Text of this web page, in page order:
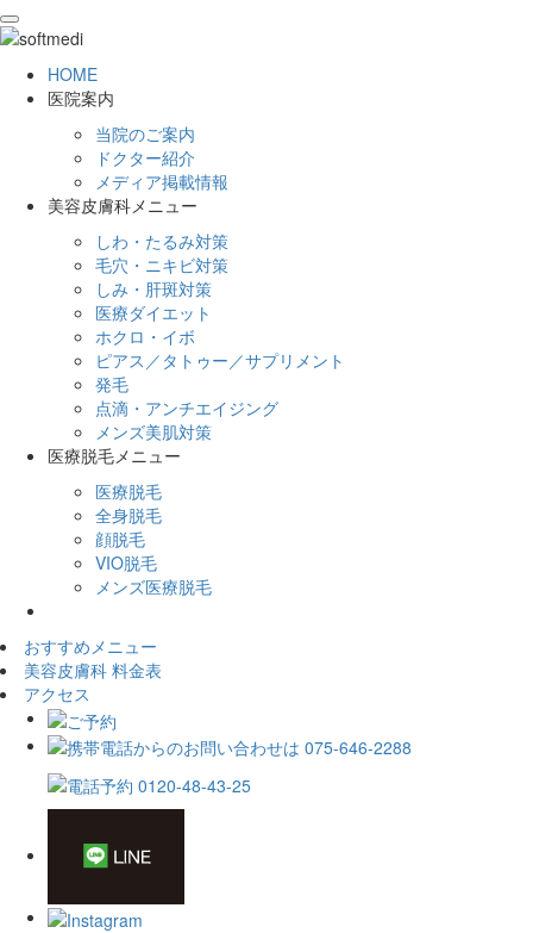
toggle
HOME
医院案内
当院のご案内
ドクター紹介
メディア掲載情報
美容皮膚科メニュー
しわ・たるみ対策
毛穴・ニキビ対策
しみ・肝斑対策
医療ダイエット
ホクロ・イボ
ピアス／タトゥー／サプリメント
発毛
点滴・アンチエイジング
メンズ美肌対策
医療脱毛メニュー
医療脱毛
全身脱毛
顔脱毛
VIO脱毛
メンズ医療脱毛
おすすめメニュー
美容皮膚科 料金表
アクセス